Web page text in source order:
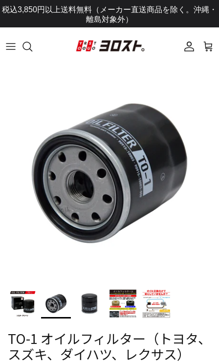
コ
テ
ツ
税込3,850円以上送料無料（メーカー直送商品を除く。沖縄・
離島対象外）
TO-1 オイルフィルター（トヨタ、
スズキ、ダイハツ、レクサス）